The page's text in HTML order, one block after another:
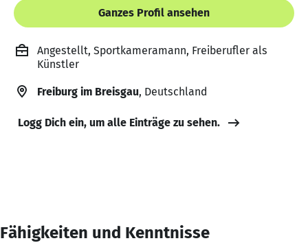
Ganzes Profil ansehen
Angestellt, Sportkameramann, Freiberufler als
Künstler
Freiburg im Breisgau, Deutschland
Logg Dich ein, um alle Einträge zu sehen.
Fähigkeiten und Kenntnisse